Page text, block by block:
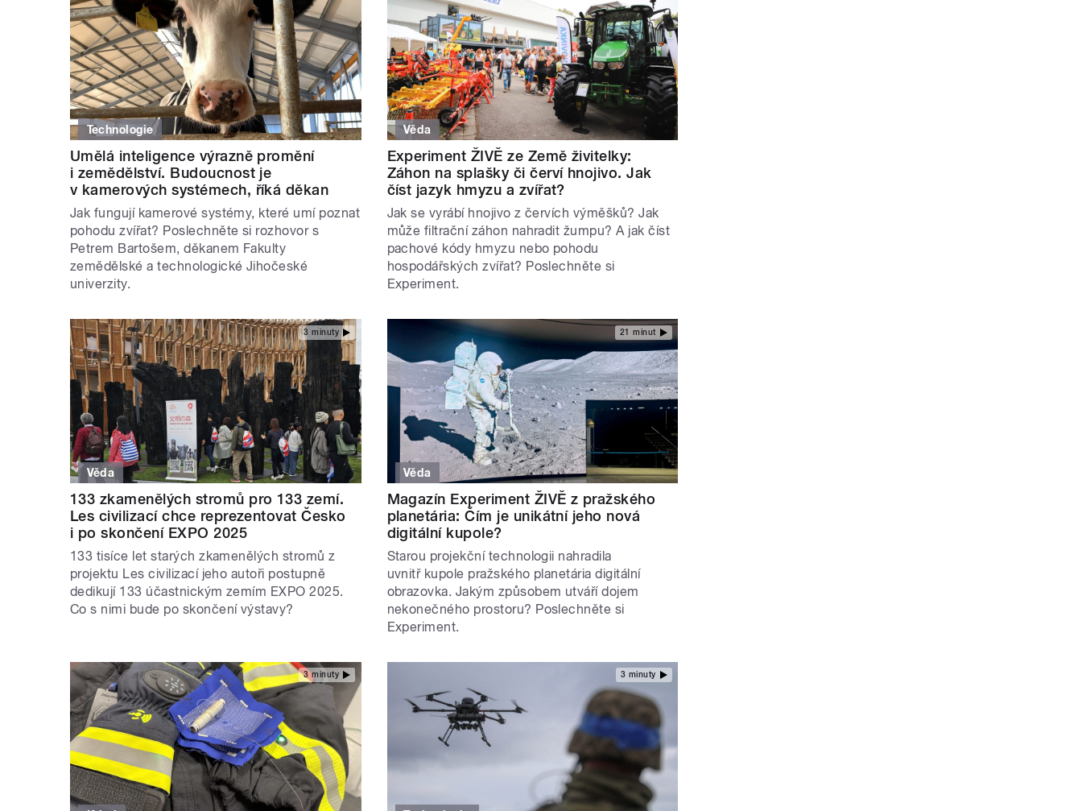
Technologie
Umělá inteligence výrazně promění
i zemědělství. Budoucnost je
v kamerových systémech, říká děkan
Jak fungují kamerové systémy, které umí poznat
pohodu zvířat? Poslechněte si rozhovor s
Petrem Bartošem, děkanem Fakulty
zemědělské a technologické Jihočeské
univerzity.
Věda
Experiment ŽIVĚ ze Země živitelky:
Záhon na splašky či červí hnojivo. Jak
číst jazyk hmyzu a zvířat?
Jak se vyrábí hnojivo z červích výměšků? Jak
může filtrační záhon nahradit žumpu? A jak číst
pachové kódy hmyzu nebo pohodu
hospodářských zvířat? Poslechněte si
Experiment.
3 minuty
Věda
133 zkamenělých stromů pro 133 zemí.
Les civilizací chce reprezentovat Česko
i po skončení EXPO 2025
133 tisíce let starých zkamenělých stromů z
projektu Les civilizací jeho autoři postupně
dedikují 133 účastnickým zemím EXPO 2025.
Co s nimi bude po skončení výstavy?
21 minut
Věda
Magazín Experiment ŽIVĚ z pražského
planetária: Čím je unikátní jeho nová
digitální kupole?
Starou projekční technologii nahradila
uvnitř kupole pražského planetária digitální
obrazovka. Jakým způsobem utváří dojem
nekonečného prostoru? Poslechněte si
Experiment.
3 minuty 3 minuty